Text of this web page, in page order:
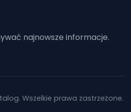
najnowsze informacje.
Wszelkie prawa zastrzeżone.